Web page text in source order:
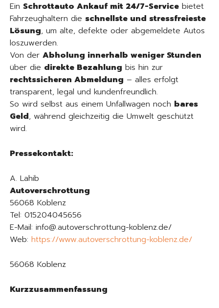
Ein Schrottauto Ankauf mit 24/7-Service bietet
Fahrzeughaltern die schnellste und stressfreieste
Lösung, um alte, defekte oder abgemeldete Autos
loszuwerden.
Von der Abholung innerhalb weniger Stunden
über die direkte Bezahlung bis hin zur
rechtssicheren Abmeldung – alles erfolgt
transparent, legal und kundenfreundlich.
So wird selbst aus einem Unfallwagen noch bares
Geld, während gleichzeitig die Umwelt geschützt
wird.
Pressekontakt:
A. Lahib
Autoverschrottung
56068 Koblenz
Tel: 015204045656
E-Mail: info@.autoverschrottung-koblenz.de/
Web: https://www.autoverschrottung-koblenz.de/
56068 Koblenz
Kurzzusammenfassung